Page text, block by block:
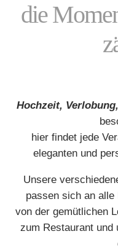
die
Hochzeit, Verlobung,
hier findet jede
eleganten und
Unsere
passen sich an alle
von der gemütlichen
zum Restaurant